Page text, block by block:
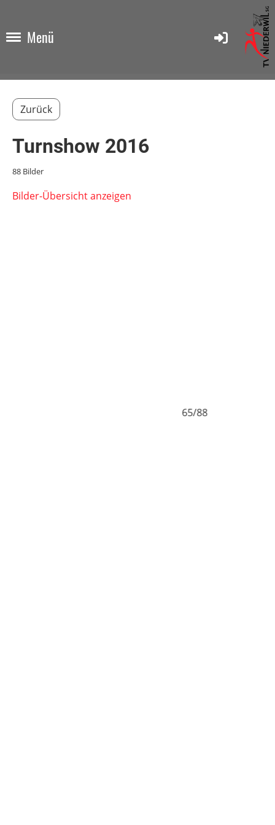
Menü
Zurück
Turnshow 2016
88 Bilder
Bilder-Übersicht anzeigen